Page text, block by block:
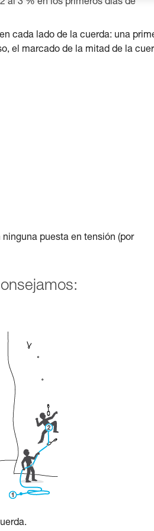
al 3 % en los primeros días de
cada lado de la cuerda: una
el marcado de la mitad de la
puesta en tensión (por